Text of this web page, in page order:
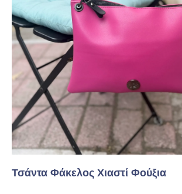
Τσάντα Φάκελος Χιαστί Φούξια